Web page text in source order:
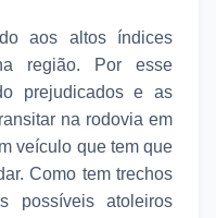
aos altos índices
região. Por esse
prejudicados e as
na rodovia em
veículo que tem que
Como tem trechos
possíveis atoleiros